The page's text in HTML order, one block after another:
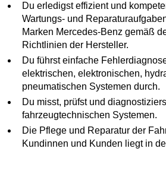
Du erledigst effizient und
Wartungs- und
Marken Mercedes-Benz gemäß
Richtlinien der Hersteller.
Du führst einfache
elektrischen, elektronischen,
pneumatischen Systemen durch.
Du misst, prüfst und
fahrzeugtechnischen Systemen.
Die Pflege und Reparatur der
Kundinnen und Kunden liegt in